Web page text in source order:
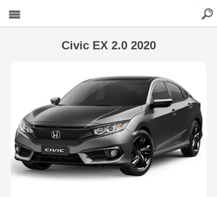
Civic EX 2.0 2020